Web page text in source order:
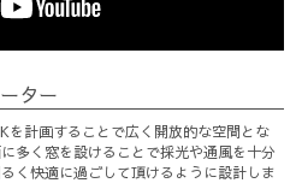
ター
を計画することで広く開放的な空間とな
多く窓を設けることで採光や通風を十分
く快適に過ごして頂けるように設計しま